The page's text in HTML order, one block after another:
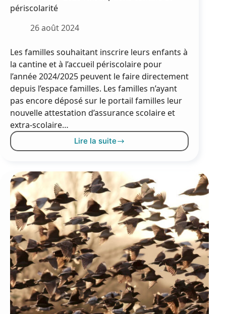
périscolarité
26 août 2024
Les familles souhaitant inscrire leurs enfants à
la cantine et à l’accueil périscolaire pour
l’année 2024/2025 peuvent le faire directement
depuis l’espace familles. Les familles n’ayant
pas encore déposé sur le portail familles leur
nouvelle attestation d’assurance scolaire et
extra-scolaire…
Lire la suite
Rentrée
:
inscriptions
cantine
et
périscolarité